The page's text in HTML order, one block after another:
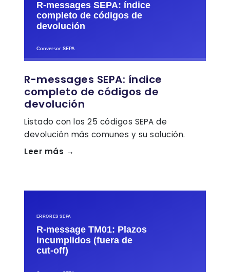
R-messages SEPA: índice
completo de códigos de
devolución
Listado con los 25 códigos SEPA de
devolución más comunes y su solución.
Leer más →